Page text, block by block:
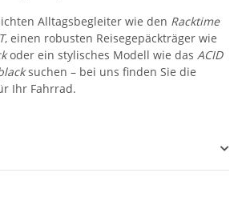
Alltagsbegleiter wie den Racktime
, einen robusten Reisegepäckträger wie
oder ein stylisches Modell wie das ACID
suchen – bei uns finden Sie die
Ihr Fahrrad.